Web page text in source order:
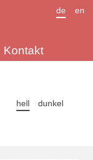
Kontakt
de en
hell dunkel